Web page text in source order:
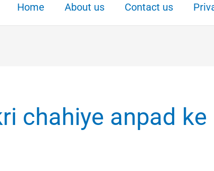
Home About us Contact us
chahiye anpad ke